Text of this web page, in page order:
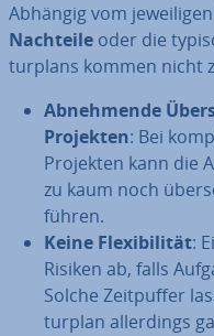
Abhängig vom
Nachteile oder die
tur­plans kommen nicht
Ab­neh­men­de
Projekten: Bei
Projekten kann die
zu kaum noch
führen.
Keine Fle­xi­bi­li­tät:
Risiken ab, falls
Solche Zeit­puf­fer
tur­plan al­ler­dings